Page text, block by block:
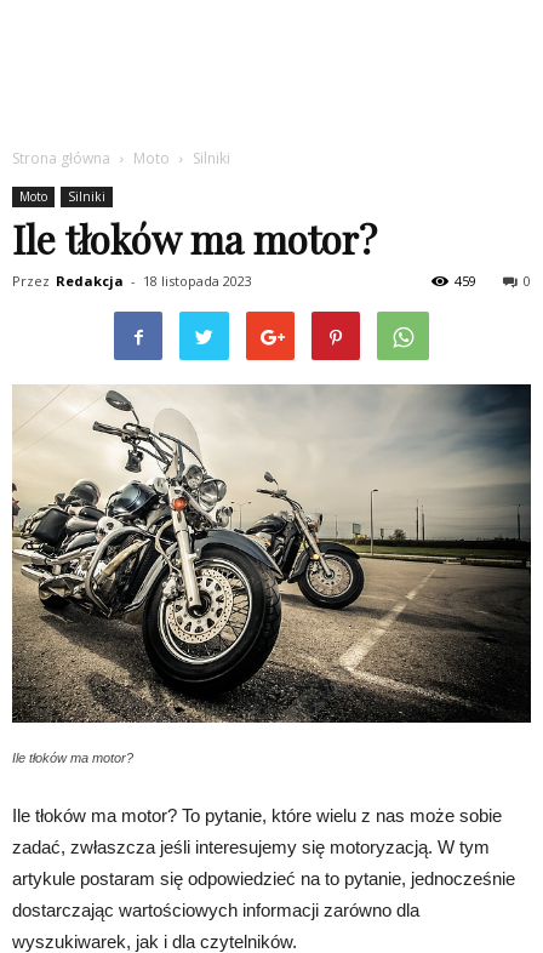
Strona główna Moto Silniki
Moto Silniki
Ile tłoków ma motor?
Przez Redakcja - 18 listopada 2023 0
459
Ile tłoków ma motor?
Ile tłoków ma motor? To pytanie, które wielu z nas może sobie
zadać, zwłaszcza jeśli interesujemy się motoryzacją. W tym
artykule postaram się odpowiedzieć na to pytanie, jednocześnie
dostarczając wartościowych informacji zarówno dla
wyszukiwarek, jak i dla czytelników.